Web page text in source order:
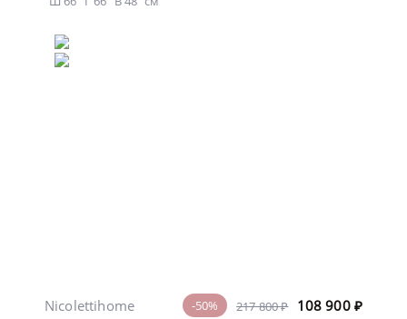
217 800 ₽ 108 900 ₽
-50%
Nicolettihome